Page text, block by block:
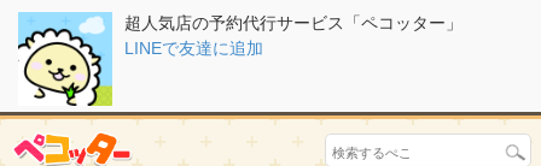
超人気店の予約代行サービス「ペコッター」
LINEで友達に追加